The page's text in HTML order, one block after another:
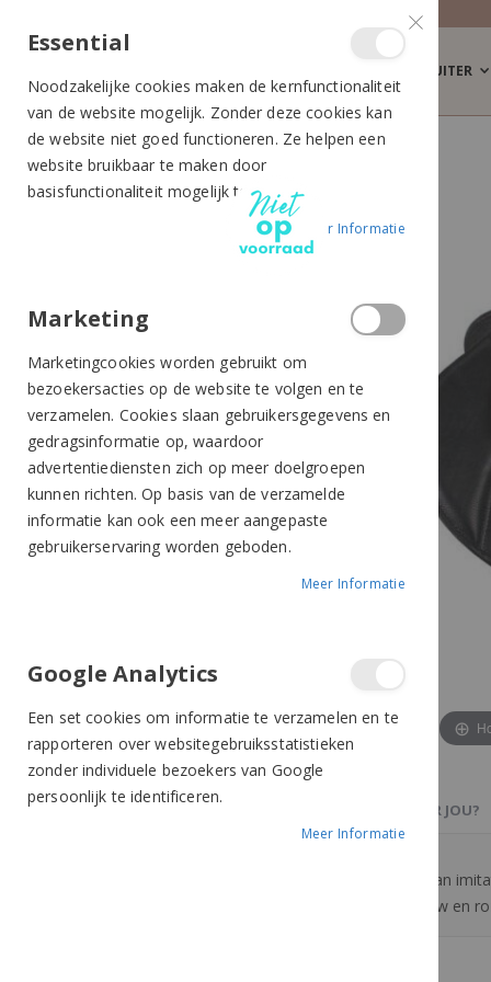
RUITER
QHP COMPLETE ZADELSET PONY ZWART
de
afbeeldingen-
gallerij
de
afbeeldingen-
gallerij
Complete zadelset van QHP. Gemaakt van
hoofdstel. Verkrijgbaar in het zwart, blauw en
OOK IETS VOOR JOU?
Essential
Noodzakelijke cookies maken de kernfunctionaliteit
van de website mogelijk. Zonder deze cookies kan
de website niet goed functioneren. Ze helpen een
website bruikbaar te maken door
basisfunctionaliteit mogelijk te maken.
Meer Informatie
Marketing
Marketingcookies worden gebruikt om
bezoekersacties op de website te volgen en te
verzamelen. Cookies slaan gebruikersgegevens en
gedragsinformatie op, waardoor
advertentiediensten zich op meer doelgroepen
kunnen richten. Op basis van de verzamelde
informatie kan ook een meer aangepaste
gebruikerservaring worden geboden.
Meer Informatie
Google Analytics
Een set cookies om informatie te verzamelen en te
rapporteren over websitegebruiksstatistieken
zonder individuele bezoekers van Google
persoonlijk te identificeren.
Meer Informatie